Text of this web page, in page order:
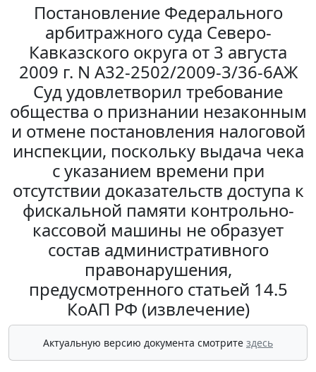
Постановление Федерального
арбитражного суда Северо-
Кавказского округа от 3 августа
2009 г. N А32-2502/2009-3/36-6АЖ
Суд удовлетворил требование
общества о признании незаконным
и отмене постановления налоговой
инспекции, поскольку выдача чека
с указанием времени при
отсутствии доказательств доступа к
фискальной памяти контрольно-
кассовой машины не образует
состав административного
правонарушения,
предусмотренного статьей 14.5
КоАП РФ (извлечение)
Актуальную версию документа смотрите здесь